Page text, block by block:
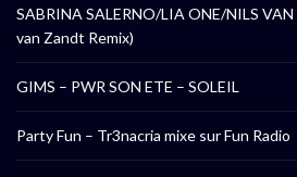
SABRINA SALERNO/LIA ONE/NILS
van Zandt Remix)
GIMS – PWR SON ETE – SOLEIL
Party Fun – Tr3nacria mixe sur Fun Radio